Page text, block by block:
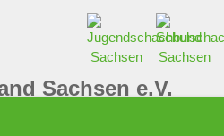
Sachsen e.V.